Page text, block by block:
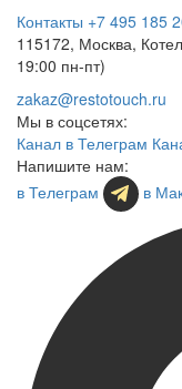
Контакты +7 495 185
115172, Москва,
19:00 пн-пт)
zakaz@restotouch.ru
Мы в соцсетях:
Канал в Телеграм
Напишите нам:
в Телеграм
в